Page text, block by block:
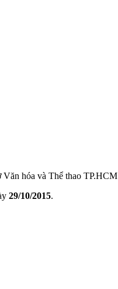
Văn hóa và Thể thao TP.HCM
29/10/2015.